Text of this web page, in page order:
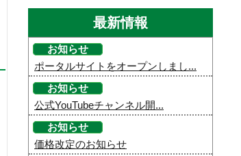
最新情報
お知らせ
ポータルサイトをオープンしまし...
お知らせ
公式YouTubeチャンネル開...
お知らせ
価格改定のお知らせ